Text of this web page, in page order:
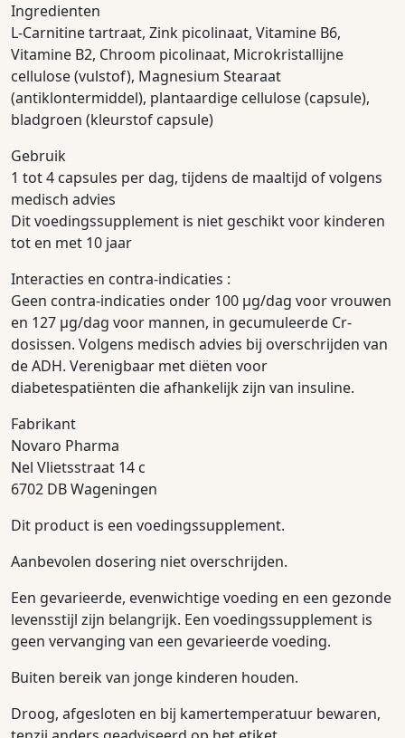
Ingredienten
L-Carnitine tartraat, Zink picolinaat, Vitamine B6,
Vitamine B2, Chroom picolinaat, Microkristallijne
cellulose (vulstof), Magnesium Stearaat
(antiklontermiddel), plantaardige cellulose (capsule),
bladgroen (kleurstof capsule)
Gebruik
1 tot 4 capsules per dag, tijdens de maaltijd of volgens
medisch advies
Dit voedingssupplement is niet geschikt voor kinderen
tot en met 10 jaar
Interacties en contra-indicaties :
Geen contra-indicaties onder 100 µg/dag voor vrouwen
en 127 µg/dag voor mannen, in gecumuleerde Cr-
dosissen. Volgens medisch advies bij overschrijden van
de ADH. Verenigbaar met diëten voor
diabetespatiënten die afhankelijk zijn van insuline.
Fabrikant
Novaro Pharma
Nel Vlietsstraat 14 c
6702 DB Wageningen
Dit product is een voedingssupplement.
Aanbevolen dosering niet overschrijden.
Een gevarieerde, evenwichtige voeding en een gezonde
levensstijl zijn belangrijk. Een voedingssupplement is
geen vervanging van een gevarieerde voeding.
Buiten bereik van jonge kinderen houden.
Droog, afgesloten en bij kamertemperatuur bewaren,